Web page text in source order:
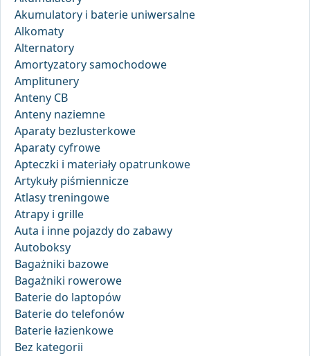
Akumulatory i baterie uniwersalne
Alkomaty
Alternatory
Amortyzatory samochodowe
Amplitunery
Anteny CB
Anteny naziemne
Aparaty bezlusterkowe
Aparaty cyfrowe
Apteczki i materiały opatrunkowe
Artykuły piśmiennicze
Atlasy treningowe
Atrapy i grille
Auta i inne pojazdy do zabawy
Autoboksy
Bagażniki bazowe
Bagażniki rowerowe
Baterie do laptopów
Baterie do telefonów
Baterie łazienkowe
Bez kategorii